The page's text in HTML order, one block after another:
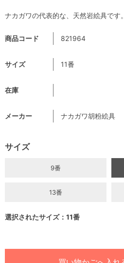
商品コード 821964
サイズ 11番
在庫
メーカー ナカガワ胡粉絵具
サイズ
9番
13番
選択されたサイズ：11番
ナカガワの代表的な、天然岩絵具です。